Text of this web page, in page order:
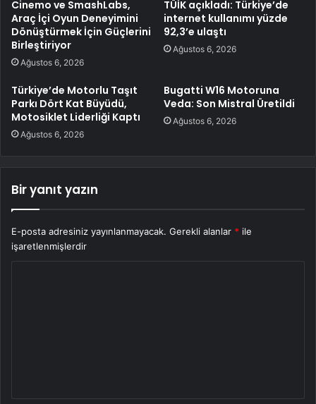
Cinemo ve SmashLabs,
Araç İçi Oyun Deneyimini
Dönüştürmek İçin Güçlerini
Birleştiriyor
Ağustos 6, 2026
TÜİK açıkladı: Türkiye’de
internet kullanımı yüzde
92,3’e ulaştı
Ağustos 6, 2026
Türkiye’de Motorlu Taşıt
Parkı Dört Kat Büyüdü,
Motosiklet Liderliği Kaptı
Ağustos 6, 2026
Bugatti W16 Motoruna
Veda: Son Mistral Üretildi
Ağustos 6, 2026
Bir yanıt yazın
E-posta adresiniz yayınlanmayacak. Gerekli alanlar * ile
işaretlenmişlerdir